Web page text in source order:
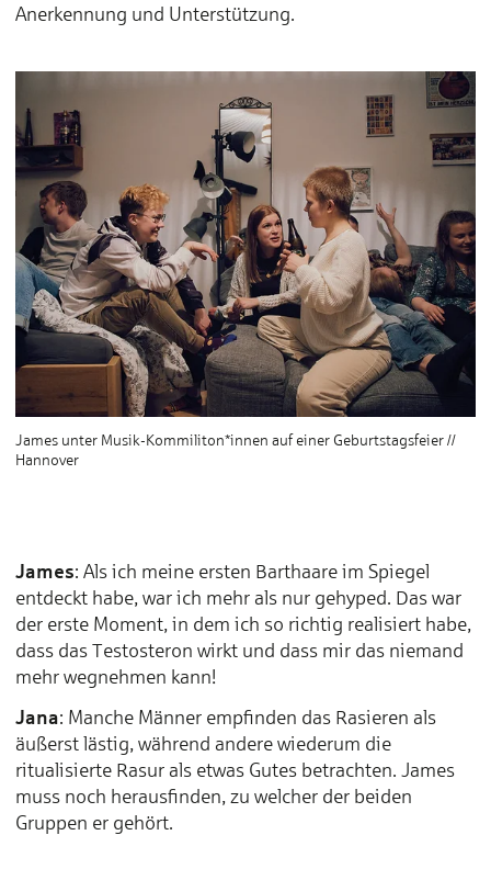
Anerkennung und Unterstützung.
James unter Musik-Kommiliton*innen auf einer Geburtstagsfeier //
Hannover
James: Als ich meine ersten Barthaare im Spiegel
entdeckt habe, war ich mehr als nur gehyped. Das war
der erste Moment, in dem ich so richtig realisiert habe,
dass das Testosteron wirkt und dass mir das niemand
mehr wegnehmen kann!
Jana: Manche Männer empfinden das Rasieren als
äußerst lästig, während andere wiederum die
ritualisierte Rasur als etwas Gutes betrachten. James
muss noch herausfinden, zu welcher der beiden
Gruppen er gehört.